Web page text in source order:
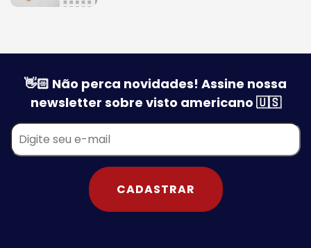
👋🏻 Não perca novidades! Assine nossa
newsletter sobre visto americano 🇺🇸
CADASTRAR